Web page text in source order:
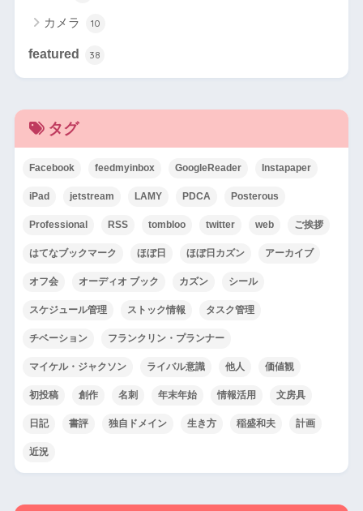
カメラ 10
featured 38
タグ
Facebook feedmyinbox GoogleReader Instapaper
iPad jetstream LAMY PDCA Posterous
Professional RSS tombloo twitter web ご挨拶
はてなブックマーク ほぼ日 ほぼ日カズン アーカイブ
オフ会 オーディオ ブック カズン シール
スケジュール管理 ストック情報 タスク管理
チベーション フランクリン・プランナー
マイケル・ジャクソン ライバル意識 他人 価値観
初投稿 創作 名刺 年末年始 情報活用 文房具
日記 書評 独自ドメイン 生き方 稲盛和夫 計画
近況